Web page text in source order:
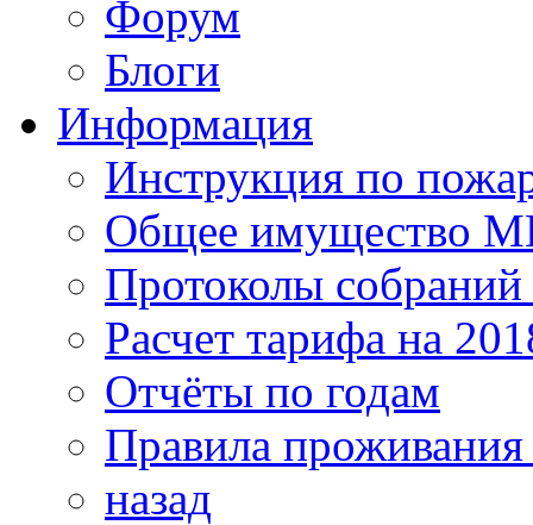
Форум
Блоги
Информация
Инструкция по
Общее имущество
Протоколы
Расчет тарифа на
Отчёты по годам
Правила
назад